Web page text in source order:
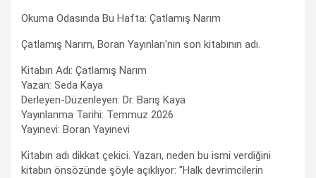
Okuma Odasında Bu Hafta: Çatlamış Narım
Çatlamış Narım, Boran Yayınları'nın son kitabının adı.
Kitabın Adı: Çatlamış Narım
Yazan: Seda Kaya
Derleyen-Düzenleyen: Dr. Barış Kaya
Yayınlanma Tarihi: Temmuz 2026
Yayınevi: Boran Yayınevi
Kitabın adı dikkat çekici. Yazarı, neden bu ismi verdiğini
kitabın önsözünde şöyle açıklıyor: "Halk devrimcilerin